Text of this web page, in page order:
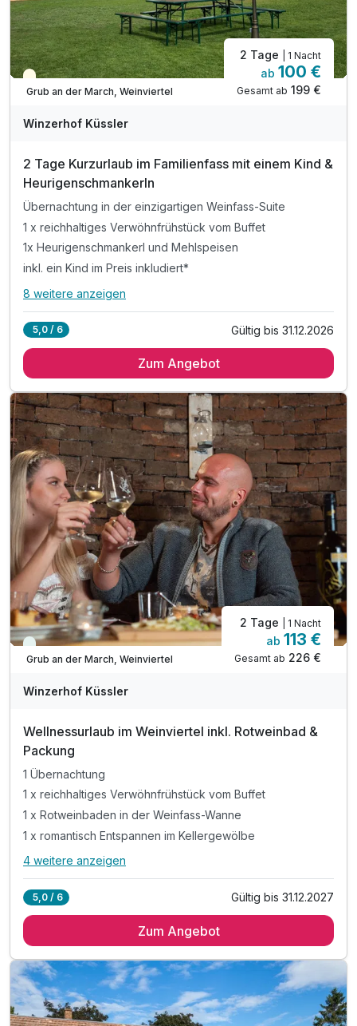
Teilweise ausgelastet
Grub an der March, Weinviertel
2 Tage | 1 Nacht
ab 100 €
Gesamt ab 199 €
Winzerhof Küssler
2 Tage Kurzurlaub im Familienfass mit einem Kind &
Heurigenschmankerln
Übernachtung in der einzigartigen Weinfass-Suite
1 x reichhaltiges Verwöhnfrühstück vom Buffet
1x Heurigenschmankerl und Mehlspeisen
inkl. ein Kind im Preis inkludiert*
Alle Inklusivleistungen
1 x reichhaltiges Verwöhnfrühstück vom Buffet
inkl. ein Kind im Preis inkludiert*
inkl. 1x "Tomi" das Kuschelfass für das Kind
inkl. Nutzung des Winzergartens
inkl. Nutzung von Weinviertler Stubn & Lounge
inkl. Parkplatz- und W-LAN Nutzung im Hotel
TIPP: Wandern, Radfahren, Schlösser besichtigen
TIPP: Kanufahren und Relaxen am Winzerhof
*Kinder müssen nicht extra dazugebucht werden
*sind im Preis enthalten
8 weitere anzeigen
5,0 / 6 Gültig bis 31.12.2026
Zum Angebot
Immer verfügbar
Grub an der March, Weinviertel
2 Tage | 1 Nacht
ab 113 €
Gesamt ab 226 €
Winzerhof Küssler
Wellnessurlaub im Weinviertel inkl. Rotweinbad &
Packung
1 Übernachtung
1 x reichhaltiges Verwöhnfrühstück vom Buffet
1 x Rotweinbaden in der Weinfass-Wanne
1 x romantisch Entspannen im Kellergewölbe
Alle Inklusivleistungen
1 x reichhaltiges Verwöhnfrühstück vom Buffet
1 x romantisch Entspannen im Kellergewölbe
1 x Rotweinpackung "Sinnesreise"
1 x Kosmetik-Geschenpaket
4 weitere anzeigen
5,0 / 6 Gültig bis 31.12.2027
Zum Angebot